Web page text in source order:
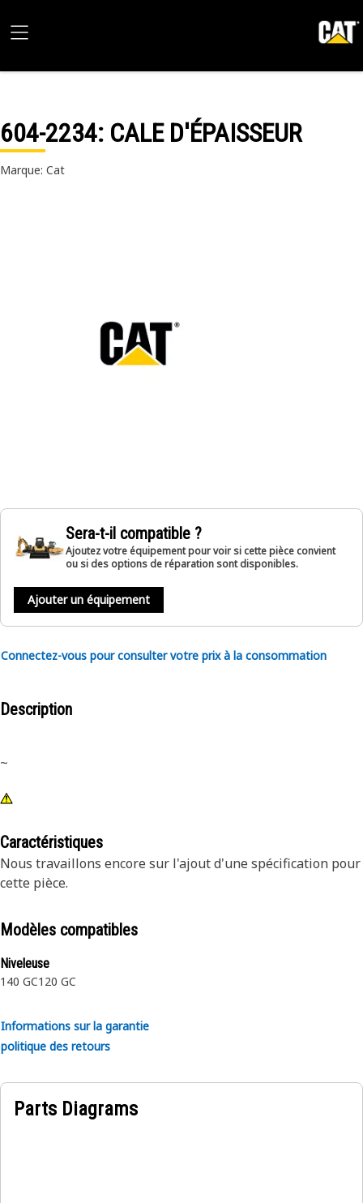
604-2234: CALE D'ÉPAISSEUR
Marque: Cat
Sera-t-il compatible ?
Ajoutez votre équipement pour voir si cette pièce convient
ou si des options de réparation sont disponibles.
Ajouter un équipement
Connectez-vous pour consulter votre prix à la consommation
Description
~
Caractéristiques
Nous travaillons encore sur l'ajout d'une spécification pour
cette pièce.
Modèles compatibles
Niveleuse
140 GC120 GC
Informations sur la garantie
politique des retours
Parts Diagrams